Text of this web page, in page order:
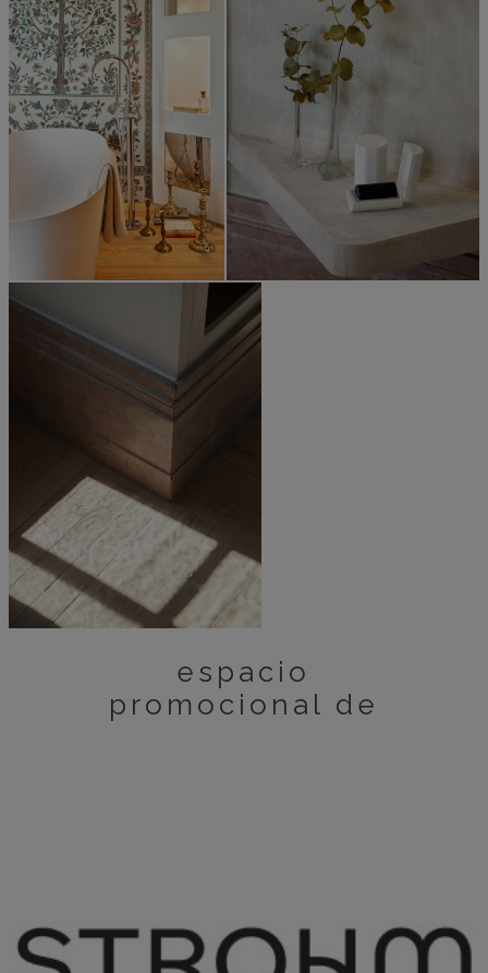
espacio
promocional de